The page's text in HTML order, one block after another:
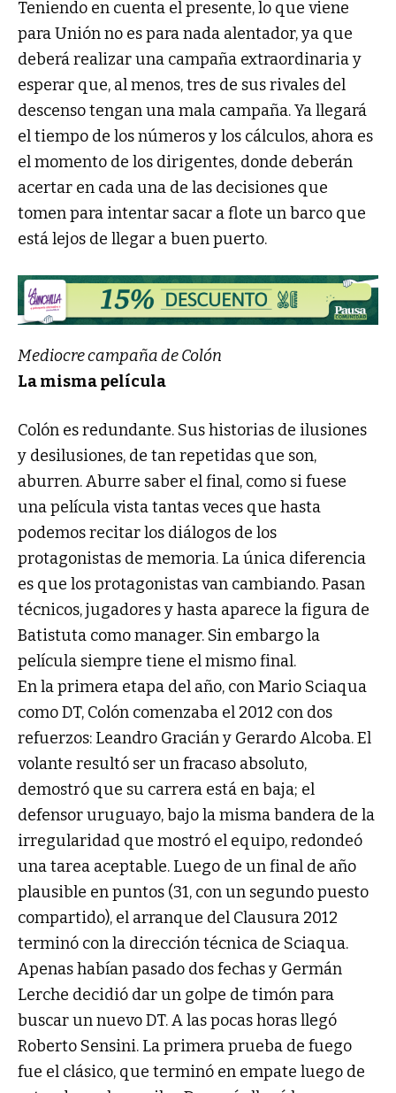
Teniendo en cuenta el presente, lo que viene
para Unión no es para nada alentador, ya que
deberá realizar una campaña extraordinaria y
esperar que, al menos, tres de sus rivales del
descenso tengan una mala campaña. Ya llegará
el tiempo de los números y los cálculos, ahora es
el momento de los dirigentes, donde deberán
acertar en cada una de las decisiones que
tomen para intentar sacar a flote un barco que
está lejos de llegar a buen puerto.
Mediocre campaña de Colón
La misma película
Colón es redundante. Sus historias de ilusiones
y desilusiones, de tan repetidas que son,
aburren. Aburre saber el final, como si fuese
una película vista tantas veces que hasta
podemos recitar los diálogos de los
protagonistas de memoria. La única diferencia
es que los protagonistas van cambiando. Pasan
técnicos, jugadores y hasta aparece la figura de
Batistuta como manager. Sin embargo la
película siempre tiene el mismo final.
En la primera etapa del año, con Mario Sciaqua
como DT, Colón comenzaba el 2012 con dos
refuerzos: Leandro Gracián y Gerardo Alcoba. El
volante resultó ser un fracaso absoluto,
demostró que su carrera está en baja; el
defensor uruguayo, bajo la misma bandera de la
irregularidad que mostró el equipo, redondeó
una tarea aceptable. Luego de un final de año
plausible en puntos (31, con un segundo puesto
compartido), el arranque del Clausura 2012
terminó con la dirección técnica de Sciaqua.
Apenas habían pasado dos fechas y Germán
Lerche decidió dar un golpe de timón para
buscar un nuevo DT. A las pocas horas llegó
Roberto Sensini. La primera prueba de fuego
fue el clásico, que terminó en empate luego de